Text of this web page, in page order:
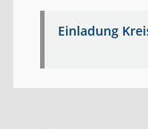
Einladung